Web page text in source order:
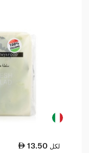
13.50 لكل